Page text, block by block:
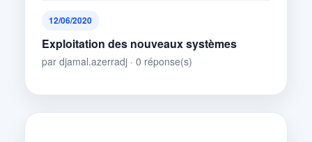
12/06/2020
Exploitation des nouveaux systèmes
par djamal.azerradj · 0 réponse(s)